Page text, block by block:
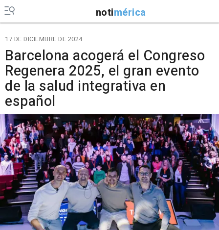
notimérica
17 DE DICIEMBRE DE 2024
Barcelona acogerá el Congreso
Regenera 2025, el gran evento
de la salud integrativa en
español